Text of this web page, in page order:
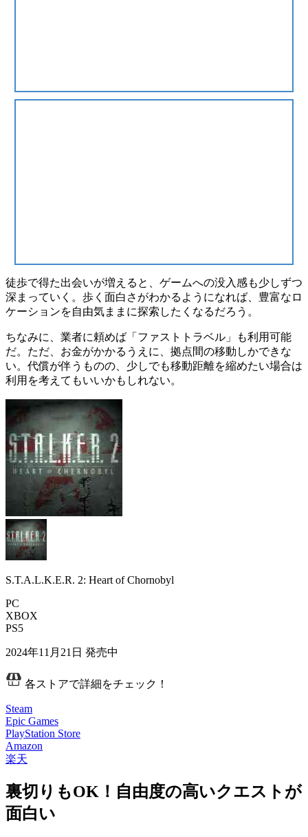
徒歩で得た出会いが増えると、ゲームへの没入感も少しずつ
深まっていく。歩く面白さがわかるようになれば、 豊富なロ
ケーションを自由気ままに探索 したくなるだろう。
ちなみに、業者に頼めば「ファストトラベル」も利用可能
だ。ただ、お金がかかるうえに、拠点間の移動しかできな
い。代償が伴うものの、少しでも移動距離を縮めたい場合は
利用を考えてもいいかもしれない。
S.T.A.L.K.E.R. 2: Heart of Chornobyl
PC
XBOX
PS5
2024年11月21日 発売中
各ストアで詳細をチェック！
Steam
Epic Games
PlayStation Store
Amazon
楽天
裏切りもOK！自由度の高いクエストが
面白い